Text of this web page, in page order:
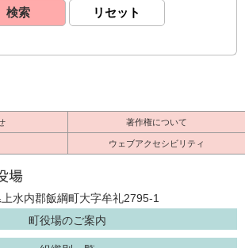
著作権について
ウェブアクセシビリティ
水内郡飯綱町大字牟礼2795-1
町役場のご案内